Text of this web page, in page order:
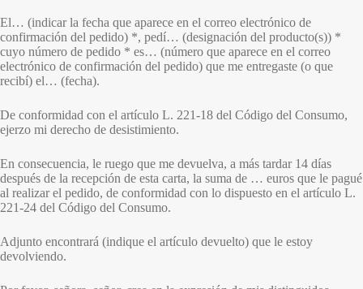
El… (indicar la fecha que aparece en el correo electrónico de
confirmación del pedido) *, pedí… (designación del producto(s)) *
cuyo número de pedido * es… (número que aparece en el correo
electrónico de confirmación del pedido) que me entregaste (o que
recibí) el… (fecha).
De conformidad con el artículo L. 221-18 del Código del Consumo,
ejerzo mi derecho de desistimiento.
En consecuencia, le ruego que me devuelva, a más tardar 14 días
después de la recepción de esta carta, la suma de … euros que le pagué
al realizar el pedido, de conformidad con lo dispuesto en el artículo L.
221-24 del Código del Consumo.
Adjunto encontrará (indique el artículo devuelto) que le estoy
devolviendo.